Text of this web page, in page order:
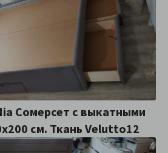
Сомерсет с выкатными
см. Ткань Velutto12